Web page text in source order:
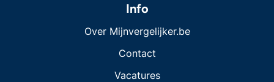
Info
Over Mijnvergelijker.be
Contact
Vacatures